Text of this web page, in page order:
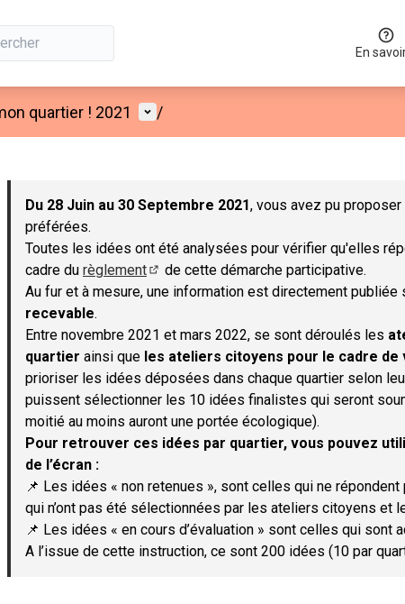
En
quartier ! 2021 Menu utilisateur
/
la carte
Du 28 Juin au 30 Septembre 2021, vous avez pu
préférées.
Toutes les idées ont été analysées pour vérifier qu'elles
cadre du règlement
(S'ouvre dans un nouvel onglet)
de cette démarche participative.
Au fur et à mesure, une information est directement publiée
recevable.
Entre novembre 2021 et mars 2022, se sont déroulés les
quartier ainsi que les ateliers citoyens pour le cadre de
prioriser les idées déposées dans chaque quartier selon
puissent sélectionner les 10 idées finalistes qui seront
moitié au moins auront une portée écologique).
Pour retrouver ces idées par quartier, vous pouvez
de l’écran :
📌 Les idées « non retenues », sont celles qui ne
qui n’ont pas été sélectionnées par les ateliers citoyens et
📌 Les idées « en cours d’évaluation » sont celles qui
A l’issue de cette instruction, ce sont 200 idées (10 par